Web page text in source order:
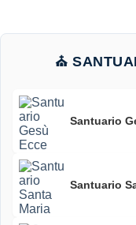
⛪
Santuario
Santuario